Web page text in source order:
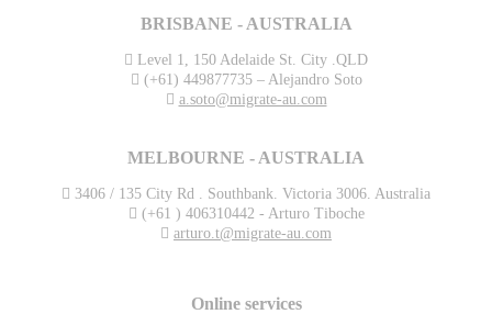
BRISBANE - AUSTRALIA
Level 1, 150 Adelaide St. City .QLD
(+61) 449877735 – Alejandro Soto
a.soto@migrate-au.com
MELBOURNE - AUSTRALIA
3406 / 135 City Rd . Southbank. Victoria 3006. Australia
(+61 ) 406310442 - Arturo Tiboche
arturo.t@migrate-au.com
Online services